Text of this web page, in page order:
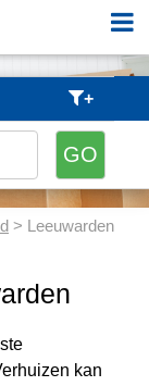
+
> Leeuwarden
kan